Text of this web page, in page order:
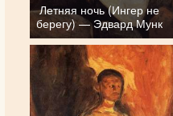
Летняя ночь (Ингер не
берегу) — Эдвард Мунк